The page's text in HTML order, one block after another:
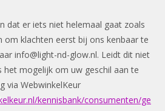
dat er iets niet helemaal gaat zoals
om klachten eerst bij ons kenbaar te
info@light-nd-glow.nl. Leidt dit niet
het mogelijk om uw geschil aan te
via WebwinkelKeur
kennisbank/consumenten/ge